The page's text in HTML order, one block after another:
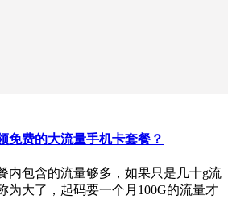
免费的大流量手机卡套餐？
内包含的流量够多，如果只是几十g流
为大了，起码要一个月100G的流量才